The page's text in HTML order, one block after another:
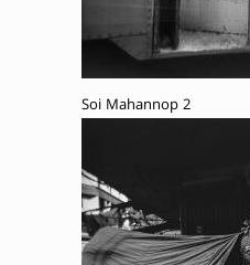
Soi Mahannop 2